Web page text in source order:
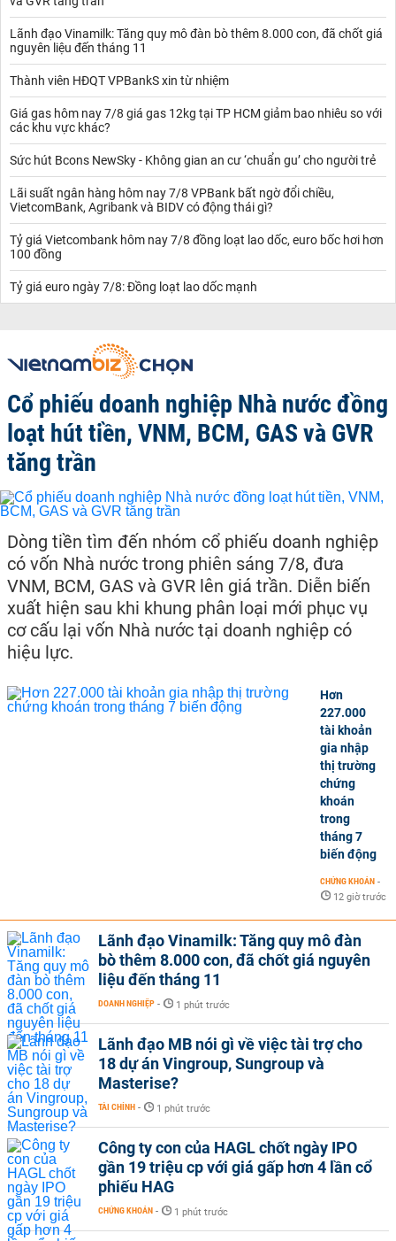
Lãnh đạo Vinamilk: Tăng quy mô đàn bò thêm 8.000 con, đã chốt giá
nguyên liệu đến tháng 11
Thành viên HĐQT VPBankS xin từ nhiệm
Giá gas hôm nay 7/8 giá gas 12kg tại TP HCM giảm bao nhiêu so với
các khu vực khác?
Sức hút Bcons NewSky - Không gian an cư ‘chuẩn gu’ cho người trẻ
Lãi suất ngân hàng hôm nay 7/8 VPBank bất ngờ đổi chiều,
VietcomBank, Agribank và BIDV có động thái gì?
Tỷ giá Vietcombank hôm nay 7/8 đồng loạt lao dốc, euro bốc hơi hơn
100 đồng
Tỷ giá euro ngày 7/8: Đồng loạt lao dốc mạnh
Cổ phiếu doanh nghiệp Nhà nước đồng
loạt hút tiền, VNM, BCM, GAS và GVR
tăng trần
Dòng tiền tìm đến nhóm cổ phiếu doanh nghiệp
có vốn Nhà nước trong phiên sáng 7/8, đưa
VNM, BCM, GAS và GVR lên giá trần. Diễn biến
xuất hiện sau khi khung phân loại mới phục vụ
cơ cấu lại vốn Nhà nước tại doanh nghiệp có
hiệu lực.
Hơn
227.000
tài khoản
gia nhập
thị trường
chứng
khoán
trong
tháng 7
biến động
CHỨNG KHOÁN -
12 giờ trước
Lãnh đạo Vinamilk: Tăng quy mô đàn
bò thêm 8.000 con, đã chốt giá nguyên
liệu đến tháng 11
DOANH NGHIỆP - 1 phút trước
Lãnh đạo MB nói gì về việc tài trợ cho
18 dự án Vingroup, Sungroup và
Masterise?
TÀI CHÍNH - 1 phút trước
Công ty con của HAGL chốt ngày IPO
gần 19 triệu cp với giá gấp hơn 4 lần cổ
phiếu HAG
CHỨNG KHOÁN - 1 phút trước